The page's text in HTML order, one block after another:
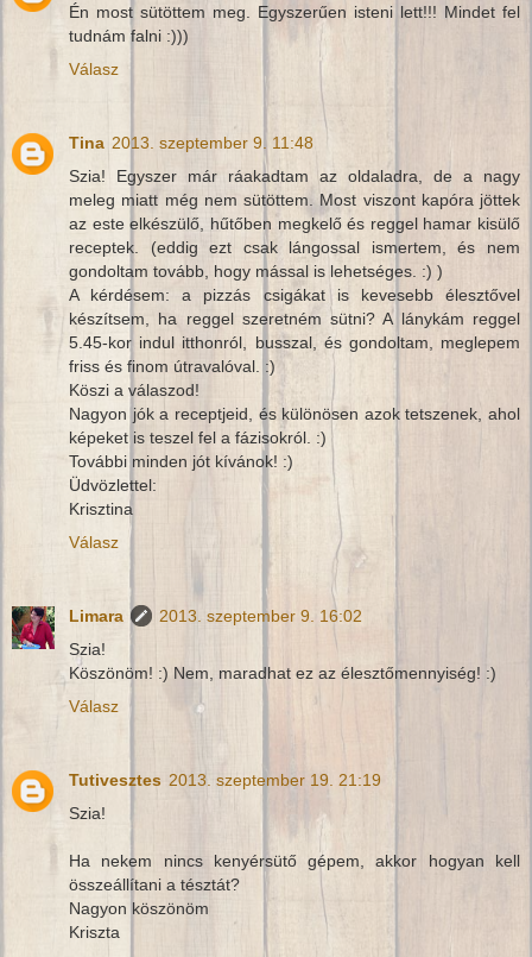
Én most sütöttem meg. Egyszerűen isteni lett!!! Mindet fel
tudnám falni :)))
Válasz
Tina 2013. szeptember 9. 11:48
Szia! Egyszer már ráakadtam az oldaladra, de a nagy
meleg miatt még nem sütöttem. Most viszont kapóra jöttek
az este elkészülő, hűtőben megkelő és reggel hamar kisülő
receptek. (eddig ezt csak lángossal ismertem, és nem
gondoltam tovább, hogy mással is lehetséges. :) )
A kérdésem: a pizzás csigákat is kevesebb élesztővel
készítsem, ha reggel szeretném sütni? A lánykám reggel
5.45-kor indul itthonról, busszal, és gondoltam, meglepem
friss és finom útravalóval. :)
Köszi a válaszod!
Nagyon jók a receptjeid, és különösen azok tetszenek, ahol
képeket is teszel fel a fázisokról. :)
További minden jót kívánok! :)
Üdvözlettel:
Krisztina
Válasz
Limara
2013. szeptember 9. 16:02
Szia!
Köszönöm! :) Nem, maradhat ez az élesztőmennyiség! :)
Válasz
Tutivesztes 2013. szeptember 19. 21:19
Szia!
Ha nekem nincs kenyérsütő gépem, akkor hogyan kell
összeállítani a tésztát?
Nagyon köszönöm
Kriszta